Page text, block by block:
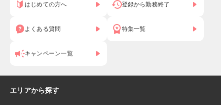
はじめての方へ 登録から勤務終了
よくある質問 特集一覧
キャンペーン一覧
エリアから探す